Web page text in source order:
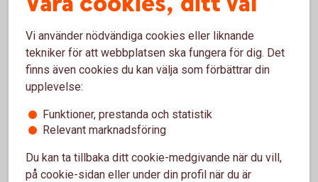
delårsrapporter och andra rapporter? De hittar du här
samt även presentationer från roadshows och
investerarmöten.
Våra årsredovisningar, delårsrapporter och
andra rapporter
Vi använder nödvändiga cookies eller liknande
tekniker för att webbplatsen ska fungera för dig. Det
finns även cookies du kan välja som förbättrar din
upplevelse:
Funktioner, prestanda och statistik
Relevant marknadsföring
Du kan ta tillbaka ditt cookie-medgivande när du vill,
på cookie-sidan eller under din profil när du är